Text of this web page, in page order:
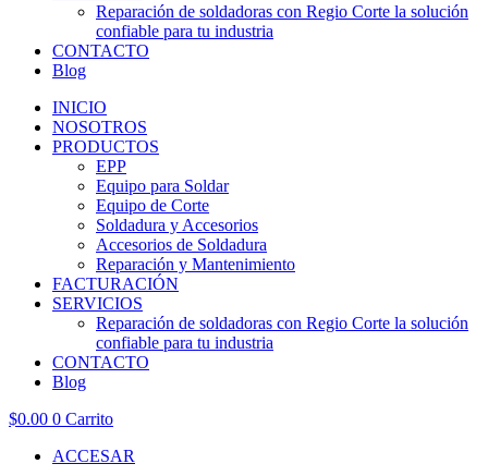
Reparación de soldadoras con Regio Corte la solución
confiable para tu industria
CONTACTO
Blog
INICIO
NOSOTROS
PRODUCTOS
EPP
Equipo para Soldar
Equipo de Corte
Soldadura y Accesorios
Accesorios de Soldadura
Reparación y Mantenimiento
FACTURACIÓN
SERVICIOS
Reparación de soldadoras con Regio Corte la solución
confiable para tu industria
CONTACTO
Blog
$0.00 0 Carrito
ACCESAR